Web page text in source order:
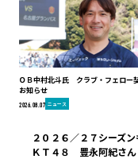
ＯＢ中村北斗氏 クラブ・フェロー
お知らせ
2026.08.07 ニュース
２０２６／２７シーズ
ＫＴ４８ 豊永阿紀さん